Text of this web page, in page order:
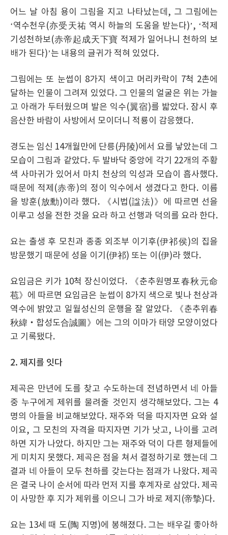
어느 날 아침 용이 그림을 지고 나타났는데, 그 그림에는
‘역수천우(亦受天祐 역시 하늘의 도움을 받는다)’, ‘적제
기성천하보(赤帝起成天下寶 적제가 일어나니 천하의 보
배가 된다)’는 내용의 글귀가 적혀 있었다.
그림에는 또 눈썹이 8가지 색이고 머리카락이 7척 2촌에
달하는 인물이 그려져 있었다. 그 인물의 얼굴은 위는 가늘
고 아래가 두터웠으며 발은 익수(翼宿)를 밟았다. 잠시 후
음산한 바람이 사방에서 모이더니 적룡이 감응했다.
경도는 임신 14개월만에 단릉(丹陵)에서 요를 낳았는데 그
모습이 그림과 같았다. 두 발바닥 중앙에 각기 22개의 주황
색 사마귀가 있어서 마치 천상의 익성과 모습이 흡사했다.
때문에 적제(赤帝)의 정이 익수에서 생겼다고 한다. 이름
을 방훈(放勳)이라 했다. 《시법(諡法)》에 따르면 선을
이루고 성을 전한 것을 요라 하고 선행과 덕의를 요라 한다.
요는 출생 후 모친과 종종 외조부 이기후(伊祁侯)의 집을
방문했기 때문에 성을 이기(伊祁) 또는 이(伊)라 했다.
요임금은 키가 10척 장신이었다. 《춘추원명포春秋元命
苞》에 따르면 요임금은 눈썹이 8가지 색으로 빛나 천상과
역수에 밝았고 일월성신의 운행을 잘 알았다. 《춘추위春
秋緯‧합성도合誠圖》에는 그의 이마가 태양 모양이었다
고 기록됐다.
2. 제지를 잇다
제곡은 만년에 도를 찾고 수도하는데 전념하면서 네 아들
중 누구에게 제위를 물려줄 것인지 생각해보았다. 그는 4
명의 아들을 비교해보았다. 재주와 덕을 따지자면 요와 설
이요, 그 모친의 자격을 따지자면 기가 낫고, 나이를 고려
하면 지가 나았다. 하지만 그는 재주와 덕이 다른 형제들에
게 미치지 못했다. 제곡은 점을 쳐서 결정하기로 했는데 그
결과 네 아들이 모두 천하를 갖는다는 점괘가 나왔다. 제곡
은 결국 나이 순서에 따라 먼저 지를 후계자로 삼았다. 제곡
이 사망한 후 지가 제위를 이으니 그가 바로 제지(帝摯)다.
요는 13세 때 도(陶 지명)에 봉해졌다. 그는 배우길 좋아하